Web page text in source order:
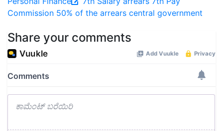
Commission 50% of the arrears central government
Share your comments